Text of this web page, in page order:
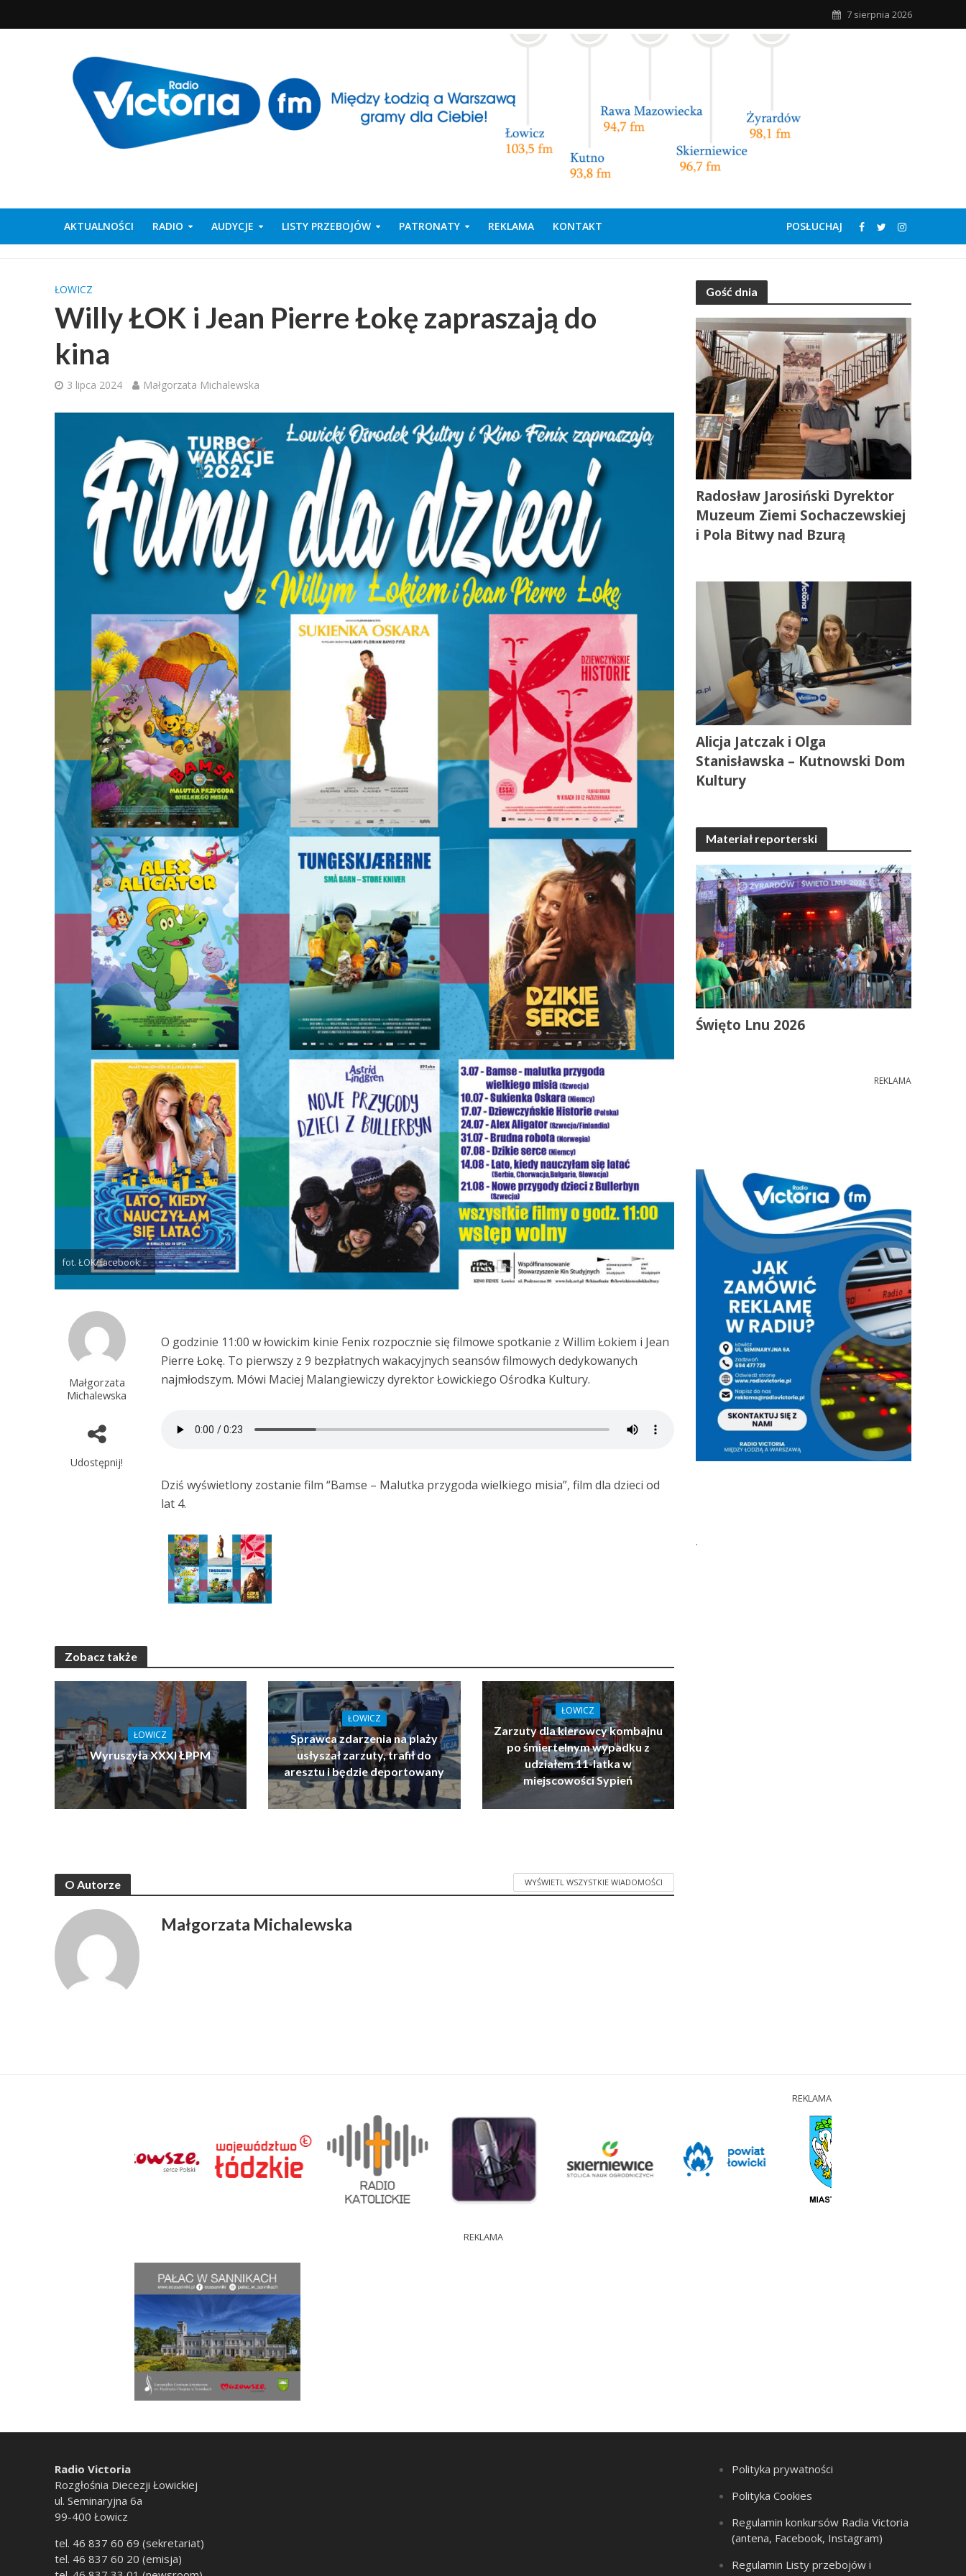
7 sierpnia 2026
AKTUALNOŚCI RADIO AUDYCJE LISTY PRZEBOJÓW PATRONATY REKLAMA KONTAKT POSŁUCHAJ
ŁOWICZ
Willy ŁOK i Jean Pierre Łokę zapraszają do
kina
3 lipca 2024 Małgorzata Michalewska
fot. ŁOK/facebook
Małgorzata
Michalewska
Udostępnij!
O godzinie 11:00 w łowickim kinie Fenix rozpocznie się filmowe spotkanie z Willim Łokiem i Jean
Pierre Łokę. To pierwszy z 9 bezpłatnych wakacyjnych seansów filmowych dedykowanych
najmłodszym. Mówi Maciej Malangiewiczy dyrektor Łowickiego Ośrodka Kultury.
Dziś wyświetlony zostanie film “Bamse – Malutka przygoda wielkiego misia”, film dla dzieci od
lat 4.
Zobacz także
ŁOWICZ
Wyruszyła XXXI ŁPPM
ŁOWICZ
Sprawca zdarzenia na plaży
usłyszał zarzuty, trafił do
aresztu i będzie deportowany
ŁOWICZ
Zarzuty dla kierowcy kombajnu
po śmiertelnym wypadku z
udziałem 11-latka w
miejscowości Sypień
O Autorze WYŚWIETL WSZYSTKIE WIADOMOŚCI
Małgorzata Michalewska
Gość dnia
Radosław Jarosiński Dyrektor
Muzeum Ziemi Sochaczewskiej
i Pola Bitwy nad Bzurą
Alicja Jatczak i Olga
Stanisławska – Kutnowski Dom
Kultury
Materiał reporterski
Święto Lnu 2026
REKLAMA
.
REKLAMA
REKLAMA
Radio Victoria
Rozgłośnia Diecezji Łowickiej
ul. Seminaryjna 6a
99-400 Łowicz
tel. 46 837 60 69 (sekretariat)
tel. 46 837 60 20 (emisja)
Polityka prywatności
Polityka Cookies
Regulamin konkursów Radia Victoria
(antena, Facebook, Instagram)
Regulamin Listy przebojów i